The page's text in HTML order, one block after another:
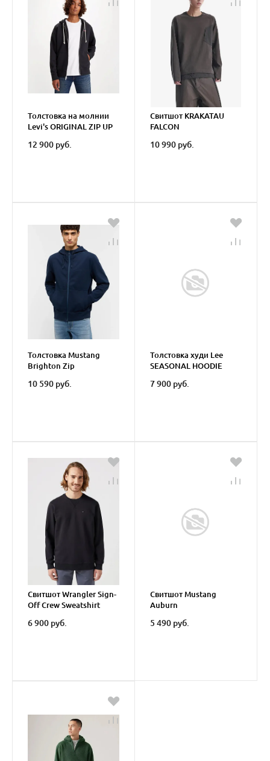
Толстовка на молнии
Levi's ORIGINAL ZIP UP
12 900 руб.
Свитшот KRAKATAU
FALCON
10 990 руб.
Толстовка Mustang
Brighton Zip
10 590 руб.
Толстовка худи Lee
SEASONAL HOODIE
7 900 руб.
Свитшот Wrangler Sign-
Off Crew Sweatshirt
6 900 руб.
Свитшот Mustang
Auburn
5 490 руб.